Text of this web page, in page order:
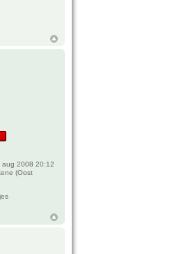
aug 2008 20:12
(Oost